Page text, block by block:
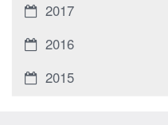
2017
2016
2015